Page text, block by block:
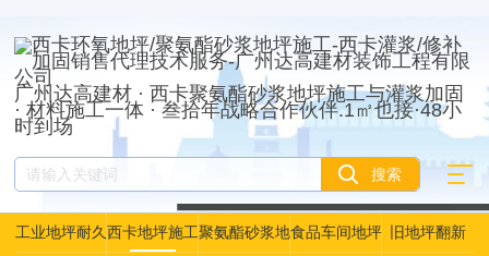
广州达高建材 · 西卡聚氨酯砂浆地坪施工与灌浆加固
· 材料施工一体 · 叁拾年战略合作伙伴.1㎡也接·48小
时到场
工业地坪耐久 西卡地坪施工聚氨酯砂浆地食品车间地坪 旧地坪翻新